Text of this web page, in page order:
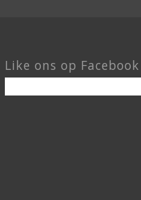
Like ons op Facebook